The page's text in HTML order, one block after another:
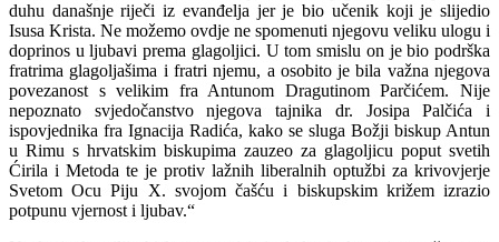
duhu današnje riječi iz evanđelja jer je bio učenik koji je slijedio
Isusa Krista. Ne možemo ovdje ne spomenuti njegovu veliku ulogu i
doprinos u ljubavi prema glagoljici. U tom smislu on je bio podrška
fratrima glagoljašima i fratri njemu, a osobito je bila važna njegova
povezanost s velikim fra Antunom Dragutinom Parčićem. Nije
nepoznato svjedočanstvo njegova tajnika dr. Josipa Palčića i
ispovjednika fra Ignacija Radića, kako se sluga Božji biskup Antun
u Rimu s hrvatskim biskupima zauzeo za glagoljicu poput svetih
Ćirila i Metoda te je protiv lažnih liberalnih optužbi za krivovjerje
Svetom Ocu Piju X. svojom čašću i biskupskim križem izrazio
potpunu vjernost i ljubav.“